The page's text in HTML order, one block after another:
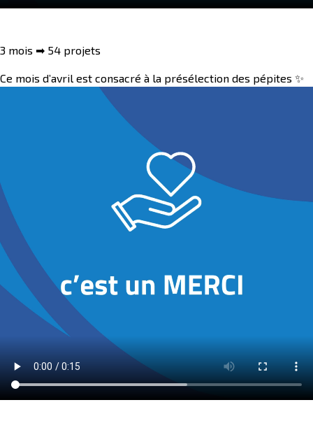
3 mois ➡ 54 projets
Ce mois d’avril est consacré à la présélection des pépites ✨